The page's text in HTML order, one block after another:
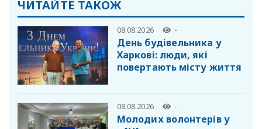
ЧИТАЙТЕ ТАКОЖ
08.08.2026 -
День будівельника у
Харкові: люди, які
повертають місту життя
08.08.2026 -
Молодих волонтерів у